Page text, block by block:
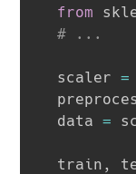
from
# ...
scaler =
data =
train ,